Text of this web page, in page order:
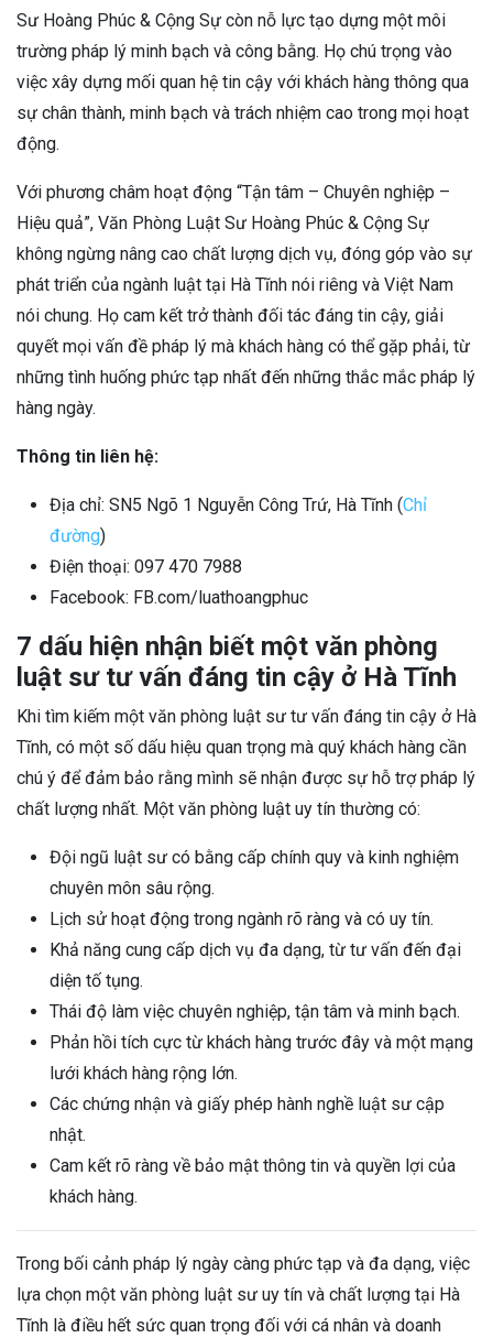
Sư Hoàng Phúc & Cộng Sự còn nỗ lực tạo dựng một môi
trường pháp lý minh bạch và công bằng. Họ chú trọng vào
việc xây dựng mối quan hệ tin cậy với khách hàng thông qua
sự chân thành, minh bạch và trách nhiệm cao trong mọi hoạt
động.
Với phương châm hoạt động “Tận tâm – Chuyên nghiệp –
Hiệu quả”, Văn Phòng Luật Sư Hoàng Phúc & Cộng Sự
không ngừng nâng cao chất lượng dịch vụ, đóng góp vào sự
phát triển của ngành luật tại Hà Tĩnh nói riêng và Việt Nam
nói chung. Họ cam kết trở thành đối tác đáng tin cậy, giải
quyết mọi vấn đề pháp lý mà khách hàng có thể gặp phải, từ
những tình huống phức tạp nhất đến những thắc mắc pháp lý
hàng ngày.
Thông tin liên hệ:
Địa chỉ: SN5 Ngõ 1 Nguyễn Công Trứ, Hà Tĩnh (Chỉ
đường)
Điện thoại: 097 470 7988
Facebook: FB.com/luathoangphuc
7 dấu hiện nhận biết một văn phòng
luật sư tư vấn đáng tin cậy ở Hà Tĩnh
Khi tìm kiếm một văn phòng luật sư tư vấn đáng tin cậy ở Hà
Tĩnh, có một số dấu hiệu quan trọng mà quý khách hàng cần
chú ý để đảm bảo rằng mình sẽ nhận được sự hỗ trợ pháp lý
chất lượng nhất. Một văn phòng luật uy tín thường có:
Đội ngũ luật sư có bằng cấp chính quy và kinh nghiệm
chuyên môn sâu rộng.
Lịch sử hoạt động trong ngành rõ ràng và có uy tín.
Khả năng cung cấp dịch vụ đa dạng, từ tư vấn đến đại
diện tố tụng.
Thái độ làm việc chuyên nghiệp, tận tâm và minh bạch.
Phản hồi tích cực từ khách hàng trước đây và một mạng
lưới khách hàng rộng lớn.
Các chứng nhận và giấy phép hành nghề luật sư cập
nhật.
Cam kết rõ ràng về bảo mật thông tin và quyền lợi của
khách hàng.
Trong bối cảnh pháp lý ngày càng phức tạp và đa dạng, việc
lựa chọn một văn phòng luật sư uy tín và chất lượng tại Hà
Tĩnh là điều hết sức quan trọng đối với cá nhân và doanh